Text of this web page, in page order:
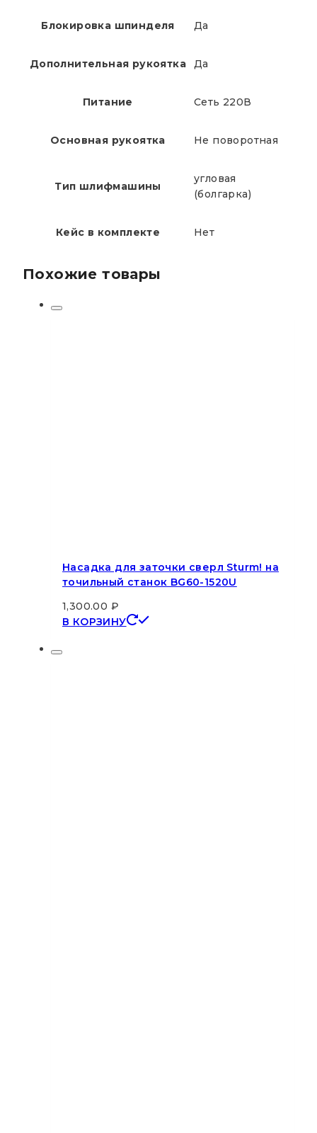
Блокировка шпинделя Да
Дополнительная рукоятка Да
Питание Сеть 220В
Основная рукоятка Не поворотная
Тип шлифмашины
угловая
(болгарка)
Кейс в комплекте Нет
Похожие товары
Насадка для заточки сверл Sturm! на
точильный станок BG60-1520U
1,300.00 ₽
В КОРЗИНУ